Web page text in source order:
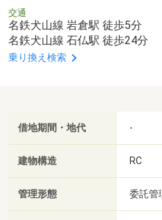
交通
名鉄犬山線 岩倉駅 徒歩5分
名鉄犬山線 石仏駅 徒歩24分
乗り換え検索
借地期間・地代 -
建物構造 RC
管理形態 委託管